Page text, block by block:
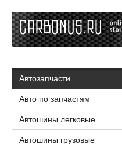
Автозапчасти
Авто по запчастям
Автошины легковые
Автошины грузовые